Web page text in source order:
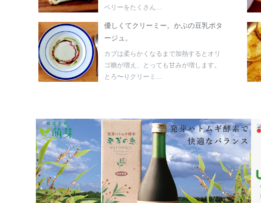
ベリーをたくさん...
優しくてクリーミー。かぶの豆乳ポタ
ージュ。
カブは柔らかくなるまで加熱するとオリ
ゴ糖が増え、とっても甘みが増します。
とろ〜りクリーミ...